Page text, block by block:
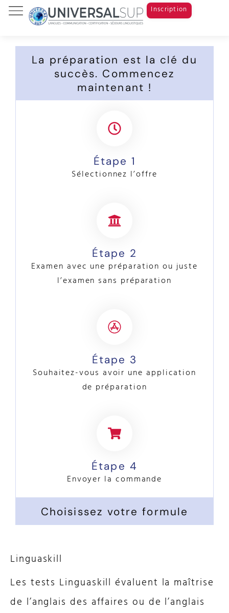
Inscription
La préparation est la clé du
succès. Commencez
maintenant !
Étape 1
Sélectionnez l’offre
Étape 2
Examen avec une préparation ou juste
l’examen sans préparation
Étape 3
Souhaitez-vous avoir une application
de préparation
Étape 4
Envoyer la commande
Choisissez votre formule
Linguaskill
Les tests Linguaskill évaluent la maîtrise
de l’anglais des affaires ou de l’anglais